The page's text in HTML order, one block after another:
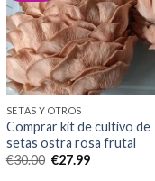
Add to
wishlist
SETAS Y OTROS
Comprar kit de cultivo de
setas ostra rosa frutal
€30.00 El
€27.99El